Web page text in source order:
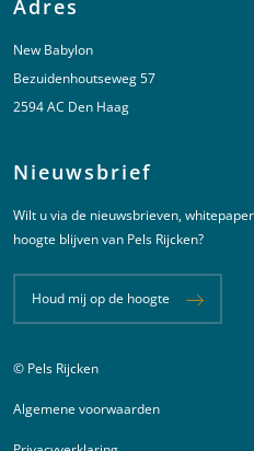
Adres
New Babylon
Bezuidenhoutseweg 57
2594 AC Den Haag
Nieuwsbrief
Wilt u via de nieuwsbrieven,
hoogte blijven van Pels Rijcken?
Houd mij op de hoogte
Juridische informatie
© Pels Rijcken
Algemene voorwaarden